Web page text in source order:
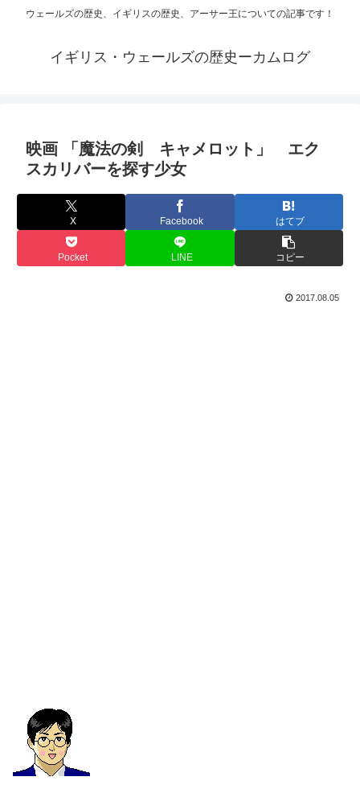
ウェールズの歴史、イギリスの歴史、アーサー王についての記事です！
イギリス・ウェールズの歴史ーカムログ
映画 「魔法の剣 キャメロット」 エク
スカリバーを探す少女
X Facebook はてブ
Pocket LINE コピー
2017.08.05